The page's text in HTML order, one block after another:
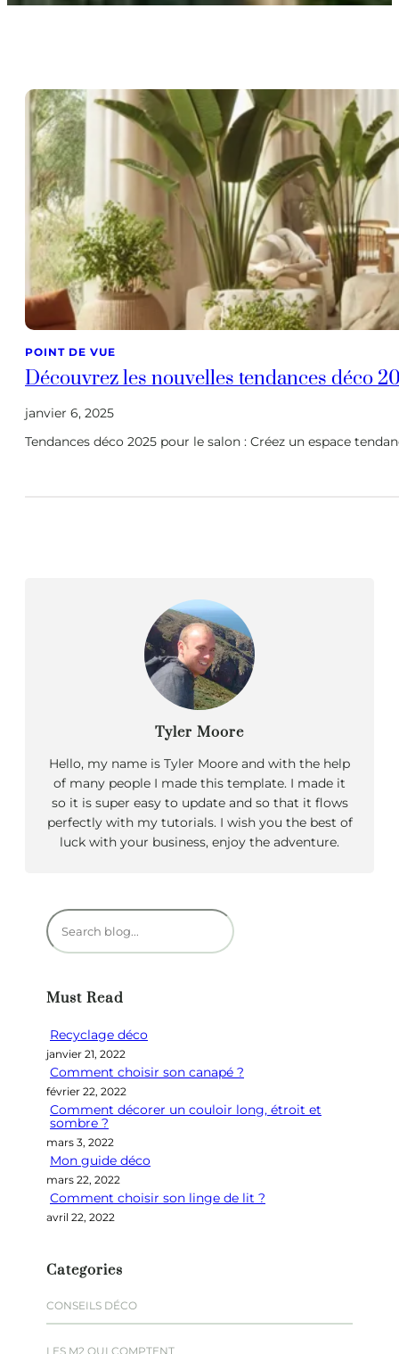
POINT DE VUE
Découvrez les nouvelles tendances déco
janvier 6, 2025
Tendances déco 2025 pour le salon : Créez un espace
Tyler Moore
Hello, my name is Tyler Moore and with the help
of many people I made this template. I made it
so it is super easy to update and so that it flows
perfectly with my tutorials. I wish you the best of
luck with your business, enjoy the adventure.
R
e
e
c
h
e
Must Read
Recyclage déco
janvier 21, 2022
Comment choisir son canapé ?
février 22, 2022
Comment décorer un couloir long, étroit et
sombre ?
mars 3, 2022
Mon guide déco
mars 22, 2022
Comment choisir son linge de lit ?
avril 22, 2022
Categories
CONSEILS DÉCO
LES M2 QUI COMPTENT